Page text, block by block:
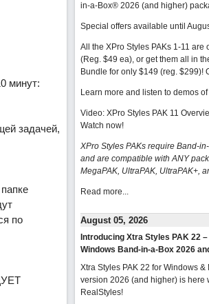
минут:
задачей,
по
in-a-Box® 2026 (and higher)
Special offers available until
All the XPro Styles PAKs 1-11 are
(Reg. $49 ea), or get them all in
Bundle for only $149 (reg. $299)!
Learn more and listen to demos
Video: XPro Styles PAK 11
Watch now!
XPro Styles PAKs require Band-
and are compatible with ANY
MegaPAK, UltraPAK, UltraPAK+,
Read more...
August 05, 2026
Introducing Xtra Styles PAK 22
Windows Band-in-a-Box 2026
Xtra Styles PAK 22 for Windows
version 2026 (and higher) is here
RealStyles!